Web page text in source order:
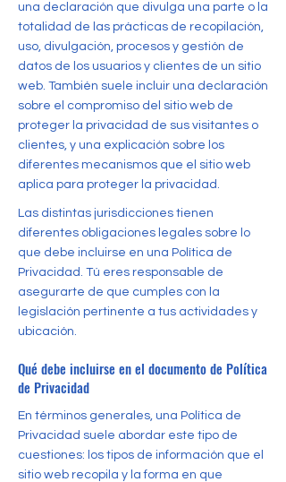
una declaración que divulga una parte o la
totalidad de las prácticas de recopilación,
uso, divulgación, procesos y gestión de
datos de los usuarios y clientes de un sitio
web. También suele incluir una declaración
sobre el compromiso del sitio web de
proteger la privacidad de sus visitantes o
clientes, y una explicación sobre los
diferentes mecanismos que el sitio web
aplica para proteger la privacidad.
Las distintas jurisdicciones tienen
diferentes obligaciones legales sobre lo
que debe incluirse en una Política de
Privacidad. Tú eres responsable de
asegurarte de que cumples con la
legislación pertinente a tus actividades y
ubicación.
Qué debe incluirse en el documento de Política
de Privacidad
En términos generales, una Política de
Privacidad suele abordar este tipo de
cuestiones: los tipos de información que el
sitio web recopila y la forma en que